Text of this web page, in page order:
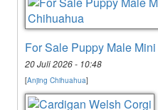
For Sale Puppy Male
20 Juli 2026 - 10:48
[Anjing Chihuahua]